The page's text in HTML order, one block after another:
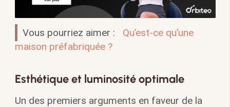
Vous pourriez aimer :
Qu’est-ce qu’une
maison préfabriquée ?
Esthétique et luminosité optimale
Un des premiers arguments en faveur de la